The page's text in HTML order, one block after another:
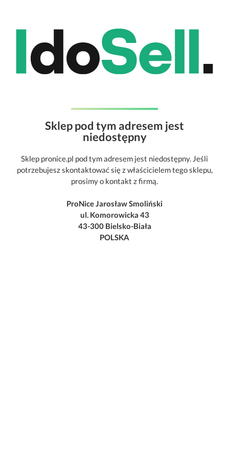
Sklep pod tym adresem jest
niedostępny
Sklep pronice.pl pod tym adresem jest niedostępny. Jeśli
potrzebujesz skontaktować się z właścicielem tego sklepu,
prosimy o kontakt z firmą.
ProNice Jarosław Smoliński
ul. Komorowicka 43
43-300 Bielsko-Biała
POLSKA